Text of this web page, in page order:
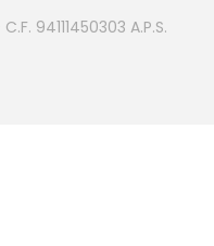
C.F. 94111450303 A.P.S.